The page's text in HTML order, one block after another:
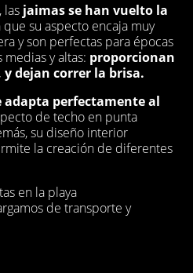
las jaimas se han vuelto la
que su aspecto encaja muy
y son perfectas para épocas
y altas: proporcionan
dejan correr la brisa.
adapta perfectamente al
de techo en punta
su diseño interior
la creación de diferentes
en la playa
de transporte y